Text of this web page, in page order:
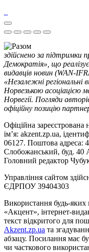
здійснено за підтримки
Демократія», що
видавців новин (WAN-
«Незалежні
Норвезькою асоціацією
Норвегії. Погляди
офіційну позицію
Офіційна
ім’я: akzent.zp.ua,
06127. Поштова адреса:
Слобожанський, буд. 40
Головний редактор
Управління сайтом
ЄДРПОУ 39404303
Використання будь-яких
«Акцент», інтернет-
текст відкритого для
Akzent.zp.ua та
абзацу. Посилання має
чи часткового